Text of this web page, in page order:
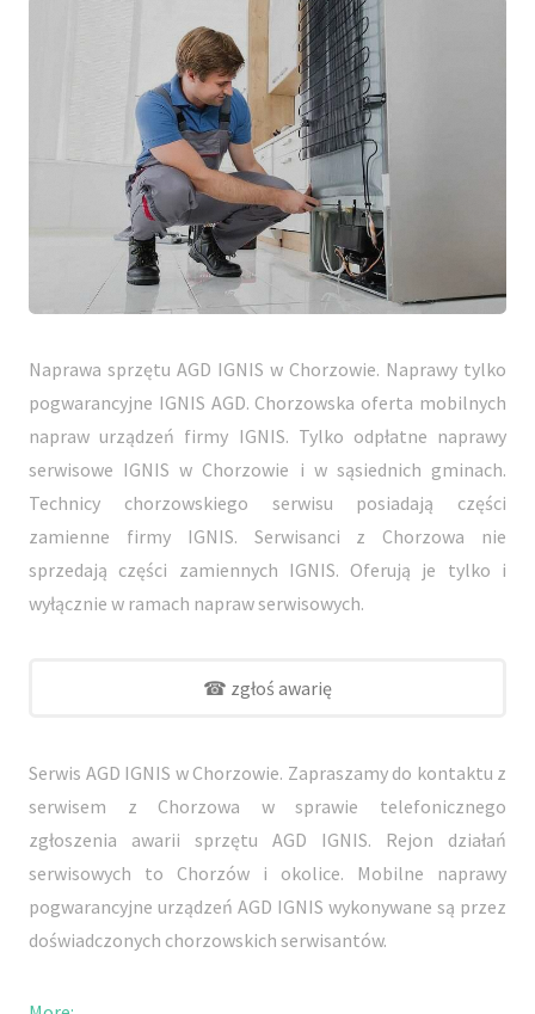
Naprawa sprzętu AGD IGNIS w Chorzowie. Naprawy tylko
pogwarancyjne IGNIS AGD. Chorzowska oferta mobilnych
napraw urządzeń firmy IGNIS. Tylko odpłatne naprawy
serwisowe IGNIS w Chorzowie i w sąsiednich gminach.
Technicy chorzowskiego serwisu posiadają części
zamienne firmy IGNIS. Serwisanci z Chorzowa nie
sprzedają części zamiennych IGNIS. Oferują je tylko i
wyłącznie w ramach napraw serwisowych.
☎ zgłoś awarię
Serwis AGD IGNIS w Chorzowie. Zapraszamy do kontaktu z
serwisem z Chorzowa w sprawie telefonicznego
zgłoszenia awarii sprzętu AGD IGNIS. Rejon działań
serwisowych to Chorzów i okolice. Mobilne naprawy
pogwarancyjne urządzeń AGD IGNIS wykonywane są przez
doświadczonych chorzowskich serwisantów.